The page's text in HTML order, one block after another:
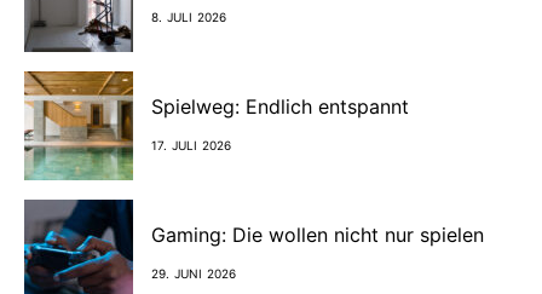
8. JULI 2026
Spielweg: Endlich entspannt
17. JULI 2026
Gaming: Die wollen nicht nur spielen
29. JUNI 2026